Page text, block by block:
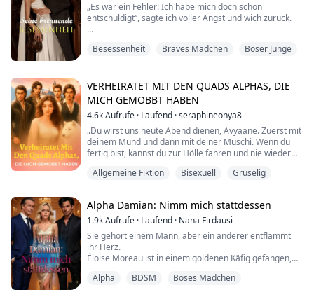
„Es war ein Fehler! Ich habe mich doch schon
entschuldigt“, sagte ich voller Angst und wich zurück.
kicherte er tief, sein Blick fest auf mich gerichtet.
und mein Herz nur noch schwach schlug.
„Keine Sorge, es ist nur ein kleines Spiel, das du und ich
spielen werden. Du wirst es lieben, kl...
Besessenheit Braves Mädchen Böser Junge
VERHEIRATET MIT DEN QUADS ALPHAS, DIE
MICH GEMOBBT HABEN
4.6kAufrufe · Laufend ·seraphineonya8
„Du wirst uns heute Abend dienen, Avyaane. Zuerst mit
deinem Mund und dann mit deiner Muschi. Wenn du
fertig bist, kannst du zur Hölle fahren und nie wieder
entdeckt an ihrem neunzehnten Geburtstag, dass sie
mit den vier Alpha-Wölfen ihres Rudels verbunden ist –
Chad, Logan, Killian und Blair.
Aber das Problem ist, dass s...
Allgemeine Fiktion Bisexuell Gruselig
Alpha Damian: Nimm mich stattdessen
1.9kAufrufe · Laufend · Nana Firdausi
Sie gehört einem Mann, aber ein anderer entflammt
ihr Herz.
Éloise Moreau ist in einem goldenen Käfig gefangen,
ansieht, als Schachfigur, die er nach Belieben zur Schau
Alpha BDSM Böses Mädchen